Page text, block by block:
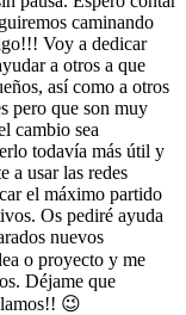
caminando
Voy a dedicar
a otros a que
así como a otros
pero que son muy
cambio sea
todavía más útil y
a usar las redes
el máximo partido
Os pediré ayuda
nuevos
o proyecto y me
Déjame que
😉